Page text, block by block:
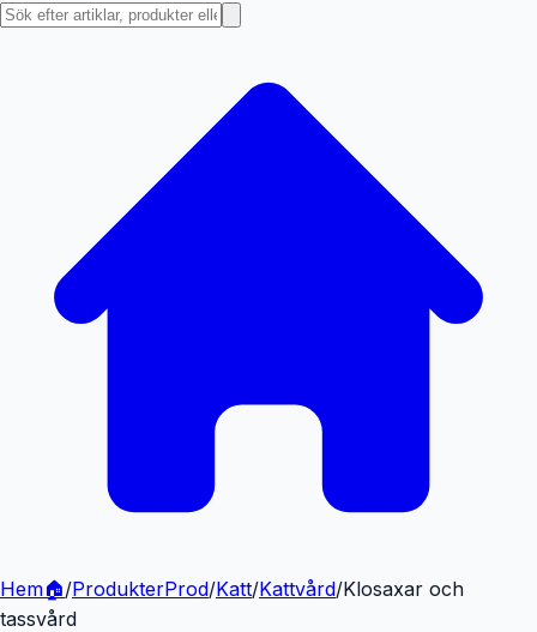
Hem🏠/ProdukterProd/Katt/Kattvård/Klosaxar och
tassvård